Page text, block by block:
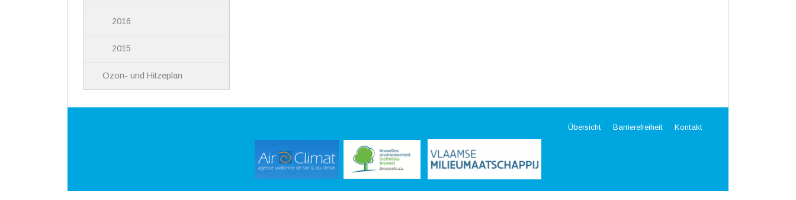
2016
2015
Ozon- und Hitzeplan
Übersicht Barrierefreiheit Kontakt